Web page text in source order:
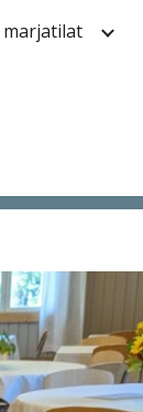
marjatilat